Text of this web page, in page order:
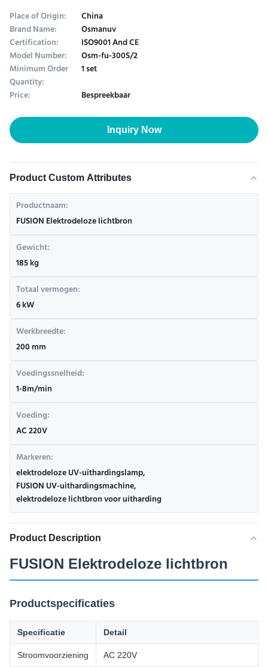
Place of Origin:
China
Brand Name: Osmanuv
Certification: ISO9001 And CE
Model Number: Osm-fu-300S/2
Minimum Order
Quantity:
1 set
Price:
Bespreekbaar
Inquiry Now
Product Custom Attributes
Productnaam:
FUSION Elektrodeloze lichtbron
Gewicht:
185 kg
Totaal vermogen:
6 kW
Werkbreedte:
200 mm
Voedingssnelheid:
1-8m/min
Voeding:
AC 220V
Markeren:
elektrodeloze UV-uithardingslamp,
FUSION UV-uithardingsmachine,
elektrodeloze lichtbron voor uitharding
Product Description
FUSION Elektrodeloze lichtbron
Productspecificaties
Specificatie Detail
Stroomvoorziening AC 220V